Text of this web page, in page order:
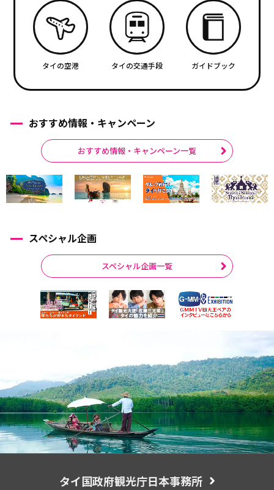
タイの空港 タイの交通手段 ガイドブック
おすすめ情報・キャンペーン
おすすめ情報・キャンペーン一覧
スペシャル企画
スペシャル企画一覧
タイ国政府観光庁日本事務所